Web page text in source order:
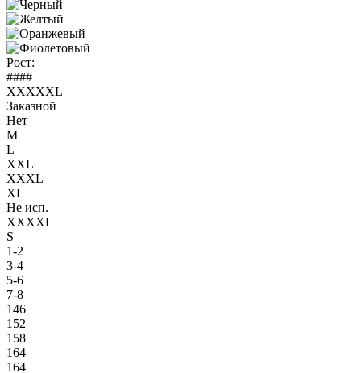
Рост:
####
XXXXXL
Заказной
Нет
M
L
XXL
XXXL
XL
Не исп.
XXXXL
S
1-2
3-4
5-6
7-8
146
152
158
164
164